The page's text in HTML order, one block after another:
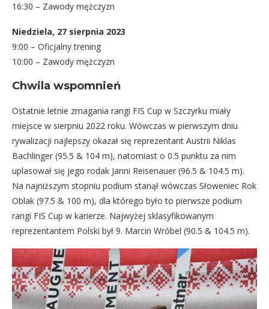
16:30 – Zawody mężczyzn
Niedziela, 27 sierpnia 2023
9:00 – Oficjalny trening
10:00 – Zawody mężczyzn
Chwila wspomnień
Ostatnie letnie zmagania rangi FIS Cup w Szczyrku miały
miejsce w sierpniu 2022 roku. Wówczas w pierwszym dniu
rywalizacji najlepszy okazał się reprezentant Austrii Niklas
Bachlinger (95.5 & 104 m), natomiast o 0.5 punktu za nim
uplasował się jego rodak Janni Reisenauer (96.5 & 104.5 m).
Na najniższym stopniu podium stanął wówczas Słoweniec Rok
Oblak (97.5 & 100 m), dla którego było to pierwsze podium
rangi FIS Cup w karierze. Najwyżej sklasyfikowanym
reprezentantem Polski był 9. Marcin Wróbel (90.5 & 104.5 m).